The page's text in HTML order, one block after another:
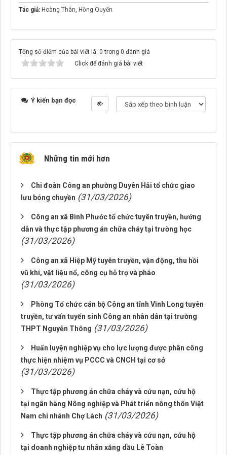
Tác giả: Hoàng Thân, Hồng Quyến
Tổng số điểm của bài viết là: 0 trong 0 đánh giá
Click để đánh giá bài viết
Ý kiến bạn đọc
Những tin mới hơn
Chi đoàn Công an phường Duyên Hải tổ chức giao
lưu bóng chuyền (31/03/2026)
Công an xã Bình Phước tổ chức tuyên truyền, hướng
dẫn và thực tập phương án chữa cháy tại trường học
(31/03/2026)
Công an xã Hiệp Mỹ tuyên truyền, vận động, thu hồi
vũ khí, vật liệu nổ, công cụ hỗ trợ và pháo
(31/03/2026)
Phòng Tổ chức cán bộ Công an tỉnh Vĩnh Long tuyên
truyền, tư vấn tuyển sinh Công an nhân dân tại trường
THPT Nguyễn Thông (31/03/2026)
Huấn luyện nghiệp vụ cho lực lượng được phân công
thực hiện nhiệm vụ PCCC và CNCH tại cơ sở
(31/03/2026)
Thực tập phương án chữa cháy và cứu nạn, cứu hộ
tại ngân hàng Nông nghiệp và Phát triển nông thôn Việt
Nam chi nhánh Chợ Lách (31/03/2026)
Thực tập phương án chữa cháy và cứu nạn, cứu hộ
tại doanh nghiệp tư nhân xăng dầu Lê Toàn